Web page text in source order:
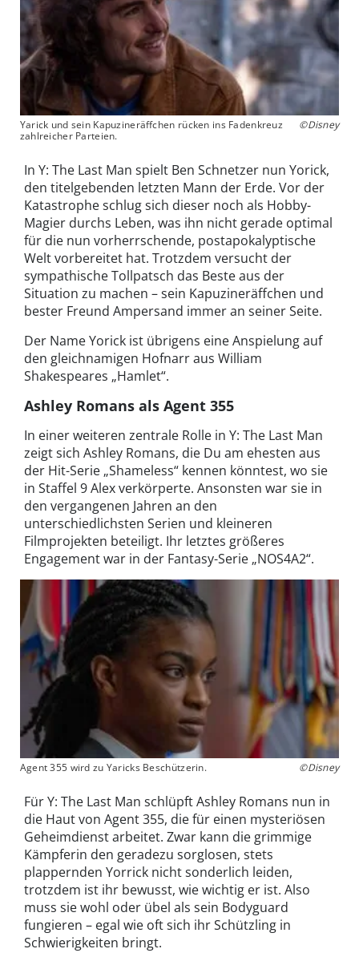
Yarick und sein Kapuzineräffchen rücken ins Fadenkreuz
zahlreicher Parteien.
©Disney
In Y: The Last Man spielt Ben Schnetzer nun Yorick,
den titelgebenden letzten Mann der Erde. Vor der
Katastrophe schlug sich dieser noch als Hobby-
Magier durchs Leben, was ihn nicht gerade optimal
für die nun vorherrschende, postapokalyptische
Welt vorbereitet hat. Trotzdem versucht der
sympathische Tollpatsch das Beste aus der
Situation zu machen – sein Kapuzineräffchen und
bester Freund Ampersand immer an seiner Seite.
Der Name Yorick ist übrigens eine Anspielung auf
den gleichnamigen Hofnarr aus William
Shakespeares „Hamlet“.
Ashley Romans als Agent 355
In einer weiteren zentrale Rolle in Y: The Last Man
zeigt sich Ashley Romans, die Du am ehesten aus
der Hit-Serie „Shameless“ kennen könntest, wo sie
in Staffel 9 Alex verkörperte. Ansonsten war sie in
den vergangenen Jahren an den
unterschiedlichsten Serien und kleineren
Filmprojekten beteiligt. Ihr letztes größeres
Engagement war in der Fantasy-Serie „NOS4A2“.
Agent 355 wird zu Yaricks Beschützerin. ©Disney
Für Y: The Last Man schlüpft Ashley Romans nun in
die Haut von Agent 355, die für einen mysteriösen
Geheimdienst arbeitet. Zwar kann die grimmige
Kämpferin den geradezu sorglosen, stets
plappernden Yorrick nicht sonderlich leiden,
trotzdem ist ihr bewusst, wie wichtig er ist. Also
muss sie wohl oder übel als sein Bodyguard
fungieren – egal wie oft sich ihr Schützling in
Schwierigkeiten bringt.